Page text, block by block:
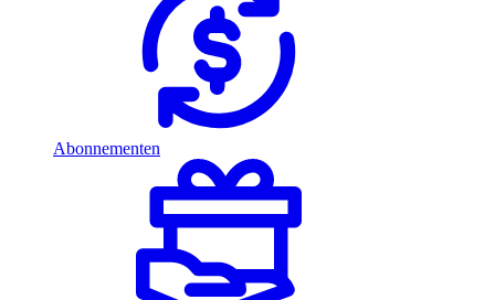
Abonnementen